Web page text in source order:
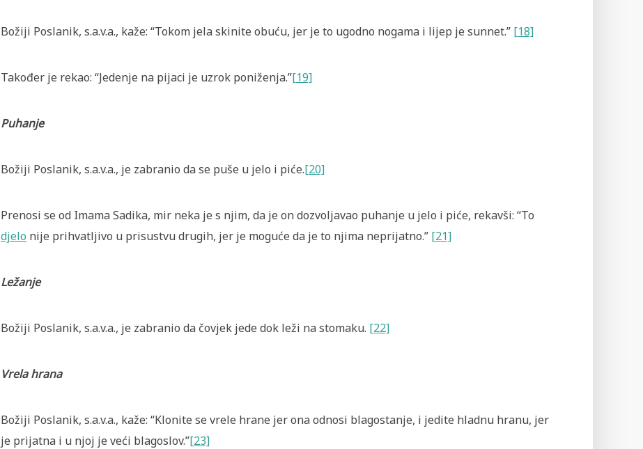
Božiji Poslanik, s.a.v.a., kaže: “Tokom jela skinite obuću, jer je to ugodno nogama i lijep je sunnet.” [18]
Također je rekao: “Jedenje na pijaci je uzrok poniženja.”[19]
Puhanje
Božiji Poslanik, s.a.v.a., je zabranio da se puše u jelo i piće.[20]
Prenosi se od Imama Sadika, mir neka je s njim, da je on dozvoljavao puhanje u jelo i piće, rekavši: “To
djelo nije prihvatljivo u prisustvu drugih, jer je moguće da je to njima neprijatno.” [21]
Ležanje
Božiji Poslanik, s.a.v.a., je zabranio da čovjek jede dok leži na stomaku. [22]
Vrela hrana
Božiji Poslanik, s.a.v.a., kaže: “Klonite se vrele hrane jer ona odnosi blagostanje, i jedite hladnu hranu, jer
je prijatna i u njoj je veći blagoslov.”[23]